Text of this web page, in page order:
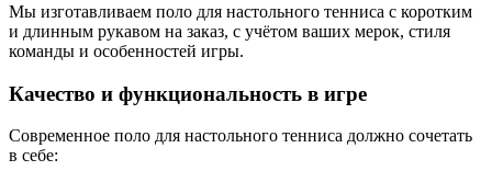
Мы изготавливаем поло для настольного тенниса с коротким
и длинным рукавом на заказ, с учётом ваших мерок, стиля
команды и особенностей игры.
Качество и функциональность в игре
Современное поло для настольного тенниса должно сочетать
в себе: